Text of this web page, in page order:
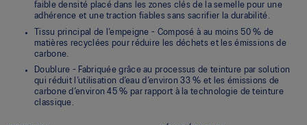
faible densité placé dans les zones clés de la semelle pour une
adhérence et une traction fiables sans sacrifier la durabilité.
Tissu principal de l’empeigne - Composé à au moins 50 % de
matières recyclées pour réduire les déchets et les émissions de
carbone.
Doublure - Fabriquée grâce au processus de teinture par solution
qui réduit l’utilisation d’eau d’environ 33 % et les émissions de
carbone d’environ 45 % par rapport à la technologie de teinture
classique.